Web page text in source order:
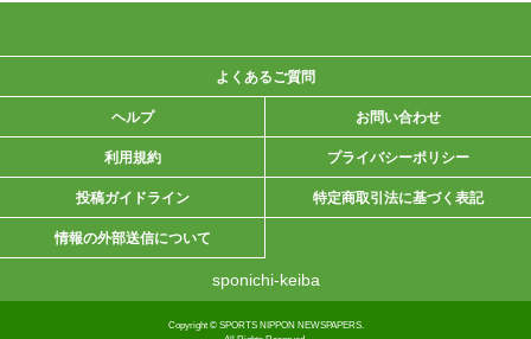
よくあるご質問
ヘルプ お問い合わせ
利用規約 プライバシーポリシー
投稿ガイドライン 特定商取引法に基づく表記
情報の外部送信について
sponichi-keiba
Copyright © SPORTS NIPPON NEWSPAPERS.